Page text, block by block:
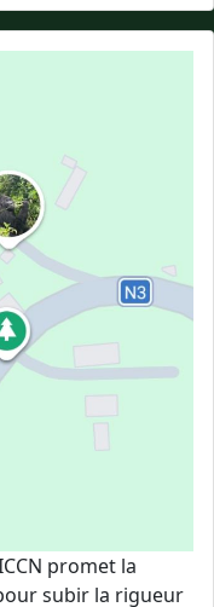
promet la
subir la rigueur